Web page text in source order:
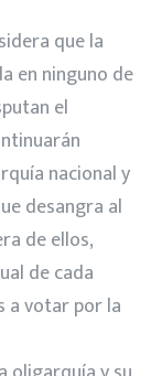
que la
en ninguno de
el
nacional y
desangra al
de ellos,
de cada
a votar por la